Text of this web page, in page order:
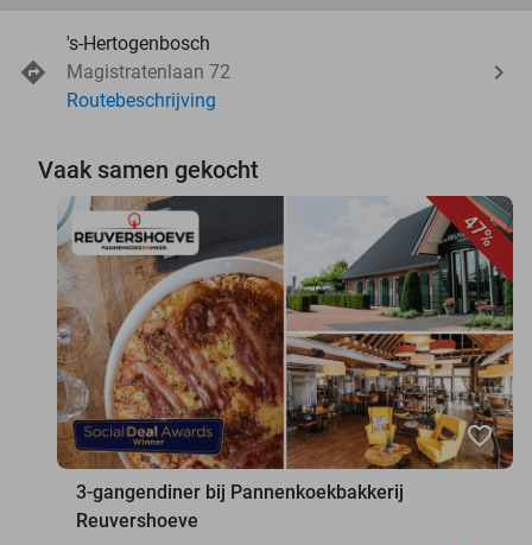
's-Hertogenbosch
Magistratenlaan 72
Routebeschrijving
Vaak samen gekocht
47%
favorite_border
3-gangendiner bij Pannenkoekbakkerij
Reuvershoeve